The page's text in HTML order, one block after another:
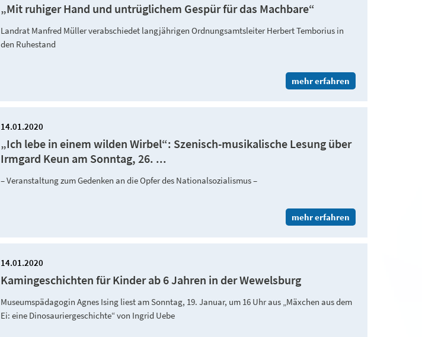
„Mit ruhiger Hand und untrüglichem Gespür für das Machbare“
Landrat Manfred Müller verabschiedet langjährigen Ordnungsamtsleiter Herbert Temborius in
den Ruhestand
mehr erfahren
14.01.2020
„Ich lebe in einem wilden Wirbel“: Szenisch-musikalische Lesung über
Irmgard Keun am Sonntag, 26. ...
– Veranstaltung zum Gedenken an die Opfer des Nationalsozialismus –
mehr erfahren
14.01.2020
Kamingeschichten für Kinder ab 6 Jahren in der Wewelsburg
Museumspädagogin Agnes Ising liest am Sonntag, 19. Januar, um 16 Uhr aus „Mäxchen aus dem
Ei: eine Dinosauriergeschichte“ von Ingrid Uebe